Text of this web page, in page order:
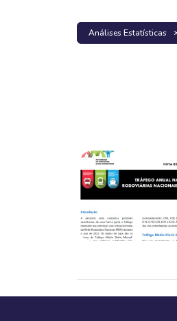
Análises Estatísticas